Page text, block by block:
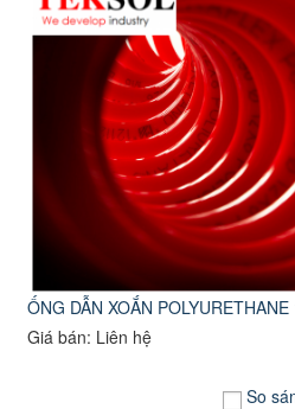
ỐNG DẪN XOẮN
Giá bán: Liên hệ
So